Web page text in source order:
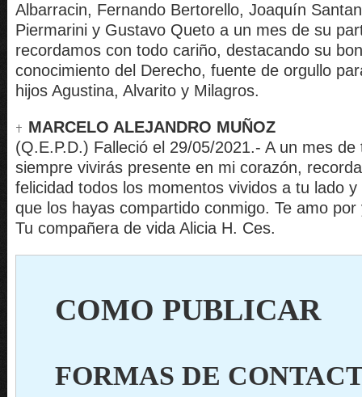
Albarracin, Fernando Bertorello, Joaquín
Piermarini y Gustavo Queto a un mes de su
recordamos con todo cariño, destacando su
conocimiento del Derecho, fuente de orgullo
hijos Agustina, Alvarito y Milagros.
MARCELO ALEJANDRO MUÑOZ
(Q.E.P.D.) Falleció el 29/05/2021.- A un mes de
siempre vivirás presente en mi corazón,
felicidad todos los momentos vividos a tu lado
que los hayas compartido conmigo. Te amo
Tu compañera de vida Alicia H. Ces.
COMO PUBLICAR
FORMAS DE